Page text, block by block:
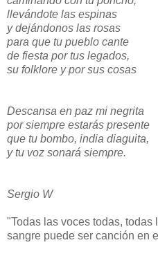
llevándote las espinas
y dejándonos las rosas
para que tu pueblo cante
de fiesta por tus legados,
su folklore y por sus cosas
Descansa en paz mi negrita
por siempre estarás presente
que tu bombo, india diaguita,
y tu voz sonará siempre.
Sergio W
"Todas las voces todas, todas
sangre puede ser canción en